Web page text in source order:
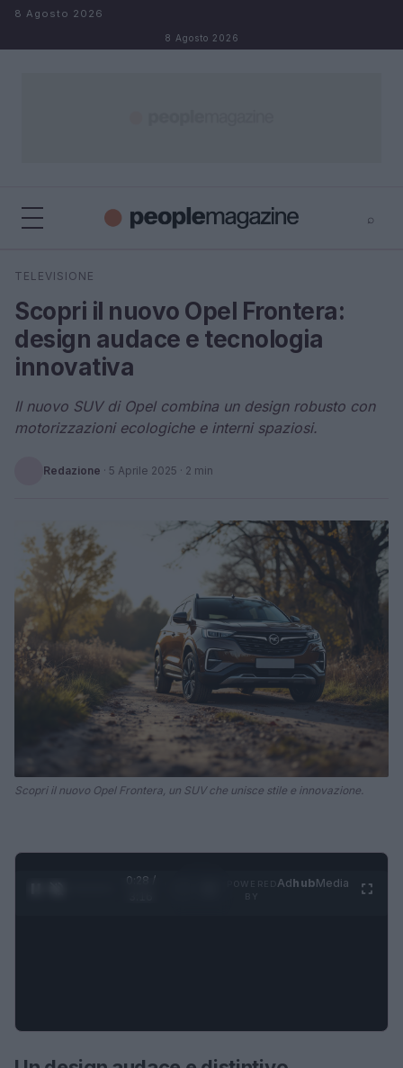
Salta al contenuto
8 Agosto 2026
8 Agosto 2026
⌕
Cerca
TELEVISIONE
Scopri il nuovo Opel Frontera:
design audace e tecnologia
innovativa
Il nuovo SUV di Opel combina un design robusto con
motorizzazioni ecologiche e interni spaziosi.
Redazione · 5 Aprile 2025 · 2 min
Scopri il nuovo Opel Frontera, un SUV che unisce stile e innovazione.
0:29 /
AdhubMedia